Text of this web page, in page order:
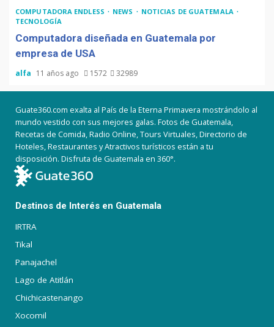
COMPUTADORA ENDLESS NEWS
NOTICIAS DE GUATEMALA
TECNOLOGÍA
Computadora diseñada en Guatemala por
empresa de USA
alfa 11 años ago 1572 32989
Guate360.com exalta al País de la Eterna Primavera mostrándolo al
mundo vestido con sus mejores galas. Fotos de Guatemala,
Recetas de Comida, Radio Online, Tours Virtuales, Directorio de
Hoteles, Restaurantes y Atractivos turísticos están a tu
disposición. Disfruta de Guatemala en 360°.
Destinos de Interés en Guatemala
IRTRA
Tikal
Panajachel
Lago de Atitlán
Chichicastenango
Xocomil